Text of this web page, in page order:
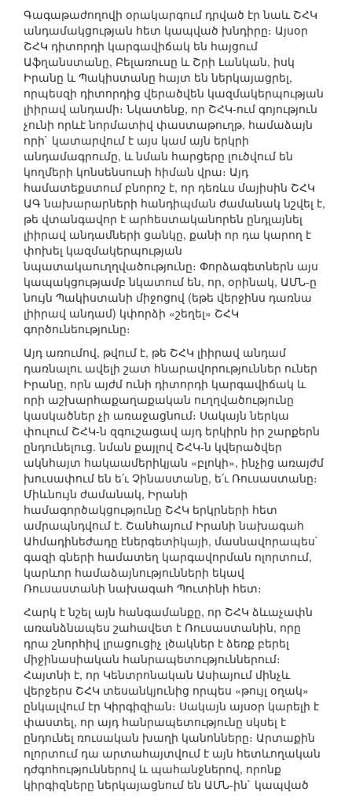
Գագաթաժողովի օրակարգում դրված էր նաև ՇՀԿ
անդամակցության հետ կապված խնդիրը։ Այսօր
ՇՀԿ դիտորդի կարգավիճակ են հայցում
Աֆղանստանը, Բելառուսը և Շրի Լանկան, իսկ
Իրանը և Պակիստանը հայտ են ներկայացրել,
որպեսզի դիտորդից վերածվեն կազմակերպության
լիիրավ անդամի։ Նկատենք, որ ՇՀԿ-ում գոյություն
չունի որևէ նորմատիվ փաստաթուղթ, համաձայն
որի` կատարվում է այս կամ այն երկրի
անդամագրումը, և նման հարցերը լուծվում են
կողմերի կոնսենսուսի հիման վրա։ Այդ
համատեքստում բնորոշ է, որ դեռևս մայիսին ՇՀԿ
ԱԳ նախարարների հանդիպման ժամանակ նշվել է,
թե վտանգավոր է արհեստականորեն ընդլայնել
լիիրավ անդամների ցանկը, քանի որ դա կարող է
փոխել կազմակերպության
նպատակաուղղվածությունը։ Փորձագետներն այս
կապակցությամբ նկատում են, որ, օրինակ, ԱՄՆ-ը
նույն Պակիստանի միջոցով (եթե վերջինս դառնա
լիիրավ անդամ) կփորձի «շեղել» ՇՀԿ
գործունեությունը։
Այդ առումով, թվում է, թե ՇՀԿ լիիրավ անդամ
դառնալու ավելի շատ հնարավորություններ ուներ
Իրանը, որն այժմ ունի դիտորդի կարգավիճակ և
որի աշխարհաքաղաքական ուղղվածությունը
կասկածներ չի առաջացնում։ Սակայն ներկա
փուլում ՇՀԿ-ն զգուշացավ այդ երկիրն իր շարքերն
ընդունելուց. նման քայլով ՇՀԿ-ն կվերածվեր
ակնհայտ հակաամերիկյան «բլոկի», ինչից առայժմ
խուսափում են ե՛ւ Չինաստանը, ե՛ւ Ռուսաստանը։
Միևնույն ժամանակ, Իրանի
համագործակցությունը ՇՀԿ երկրների հետ
ամրապնդվում է. Շանհայում Իրանի նախագահ
Ահմադինեժադը էներգետիկայի, մասնավորապես`
գազի գների համատեղ կարգավորման ոլորտում,
կարևոր համաձայնությունների եկավ
Ռուսաստանի նախագահ Պուտինի հետ։
Հարկ է նշել այն հանգամանքը, որ ՇՀԿ ձևաչափն
առանձնապես շահավետ է Ռուսաստանին, որը
դրա շնորհիվ լրացուցիչ լծակներ է ձեռք բերել
միջինասիական հանրապետություններում։
Հայտնի է, որ Կենտրոնական Ասիայում մինչև
վերջերս ՇՀԿ տեսանկյունից որպես «թույլ օղակ»
ընկալվում էր Կիրգիզիան։ Սակայն այսօր կարելի է
փաստել, որ այդ հանրապետությունը սկսել է
ընդունել ռուսական խաղի կանոնները։ Արտաքին
ոլորտում դա արտահայտվում է այն հետևողական
դժգոհություններով և պահանջներով, որոնք
կիրգիզները ներկայացնում են ԱՄՆ-ին` կապված